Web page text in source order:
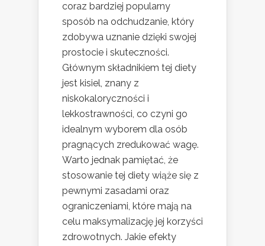
coraz bardziej popularny
sposób na odchudzanie, który
zdobywa uznanie dzięki swojej
prostocie i skuteczności.
Głównym składnikiem tej diety
jest kisiel, znany z
niskokaloryczności i
lekkostrawności, co czyni go
idealnym wyborem dla osób
pragnących zredukować wagę.
Warto jednak pamiętać, że
stosowanie tej diety wiąże się z
pewnymi zasadami oraz
ograniczeniami, które mają na
celu maksymalizację jej korzyści
zdrowotnych. Jakie efekty